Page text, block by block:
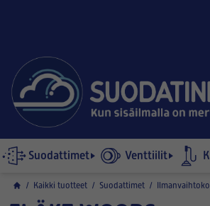
Suodattimet Venttiilit
/ Kaikki tuotteet / Suodattimet /